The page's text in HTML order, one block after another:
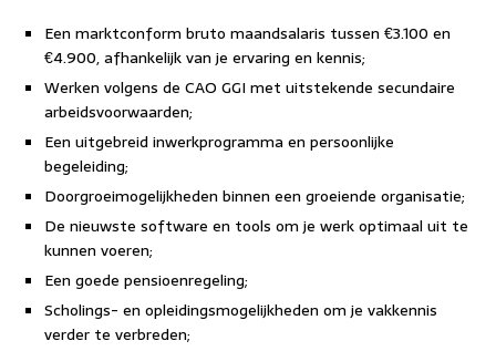
Een marktconform bruto maandsalaris tussen €3.100 en
€4.900, afhankelijk van je ervaring en kennis;
Werken volgens de CAO GGI met uitstekende secundaire
arbeidsvoorwaarden;
Een uitgebreid inwerkprogramma en persoonlijke
begeleiding;
Doorgroeimogelijkheden binnen een groeiende organisatie;
De nieuwste software en tools om je werk optimaal uit te
kunnen voeren;
Een goede pensioenregeling;
Scholings- en opleidingsmogelijkheden om je vakkennis
verder te verbreden;